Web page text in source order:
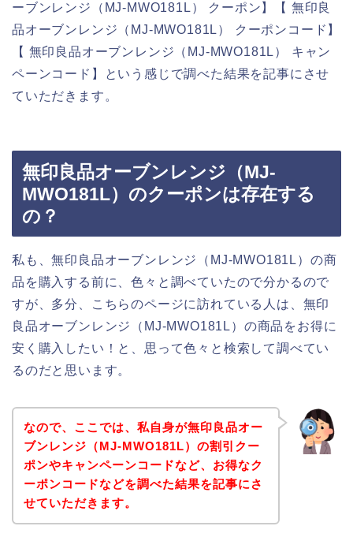
ーブンレンジ（MJ‐MWO181L） クーポン】【 無印良
品オーブンレンジ（MJ‐MWO181L） クーポンコード】
【 無印良品オーブンレンジ（MJ‐MWO181L） キャン
ペーンコード】という感じで調べた結果を記事にさせ
ていただきます。
無印良品オーブンレンジ（MJ‐
MWO181L）のクーポンは存在する
の？
私も、無印良品オーブンレンジ（MJ‐MWO181L）の商
品を購入する前に、色々と調べていたので分かるので
すが、多分、こちらのページに訪れている人は、無印
良品オーブンレンジ（MJ‐MWO181L）の商品をお得に
安く購入したい！と、思って色々と検索して調べてい
るのだと思います。
なので、ここでは、私自身が無印良品オー
ブンレンジ（MJ‐MWO181L）の割引クー
ポンやキャンペーンコードなど、お得なク
ーポンコードなどを調べた結果を記事にさ
せていただきます。